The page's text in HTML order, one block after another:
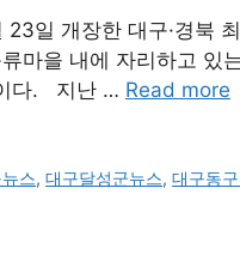
일 개장한 대구·경북
마을 내에 자리하고 있
이다. 지난 … Read more
스,대구달성군뉴스,대구동